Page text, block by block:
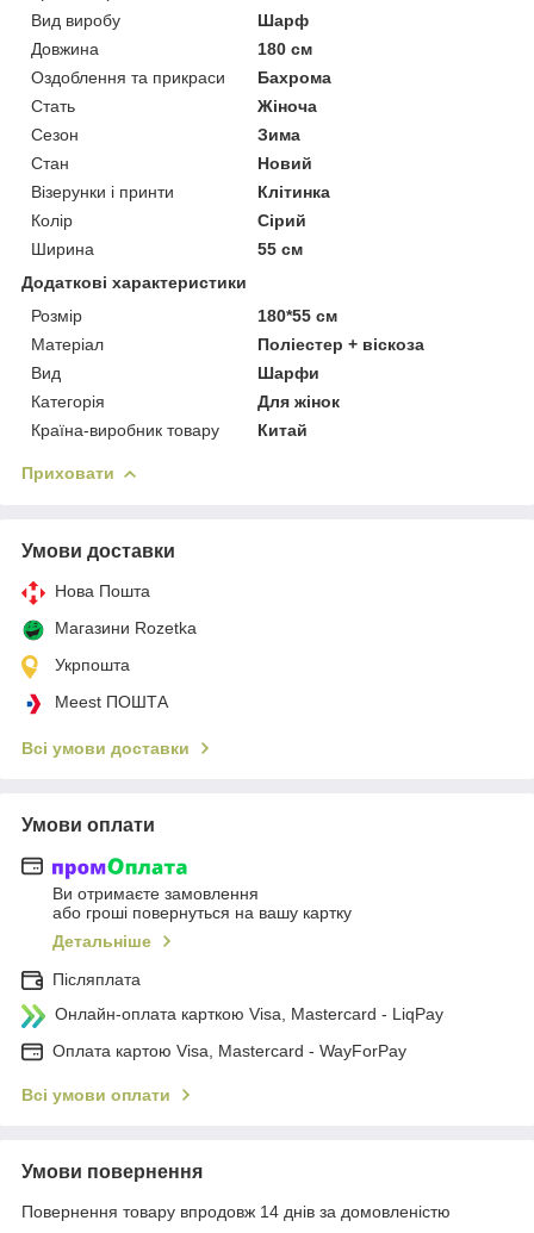
Вид виробу
Шарф
Довжина
180 см
Оздоблення та прикраси
Бахрома
Стать
Жіноча
Сезон
Зима
Стан
Новий
Візерунки і принти
Клітинка
Колір
Сірий
Ширина
55 см
Додаткові характеристики
Розмір
180*55 см
Матеріал
Поліестер + віскоза
Вид
Шарфи
Категорія
Для жінок
Країна-виробник товару
Китай
Приховати
Умови доставки
Нова Пошта
Магазини Rozetka
Укрпошта
Meest ПОШТА
Всі умови доставки
Умови оплати
Ви отримаєте замовлення
або гроші повернуться на вашу картку
Детальніше
Післяплата
Онлайн-оплата карткою Visa, Mastercard - LiqPay
Оплата картою Visa, Mastercard - WayForPay
Всі умови оплати
Умови повернення
Повернення товару впродовж 14 днів за домовленістю